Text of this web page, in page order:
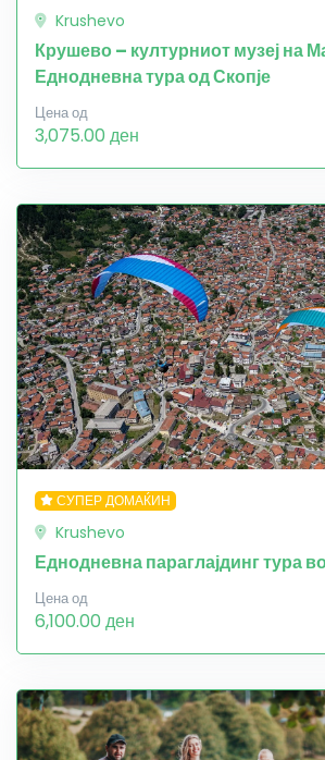
Krushevo
Крушево – културниот музеј на
Еднодневна тура од Скопје
Цена од
3,075.00 ден
СУПЕР ДОМАЌИН
Krushevo
Еднодневна параглајдинг тура
Цена од
6,100.00 ден